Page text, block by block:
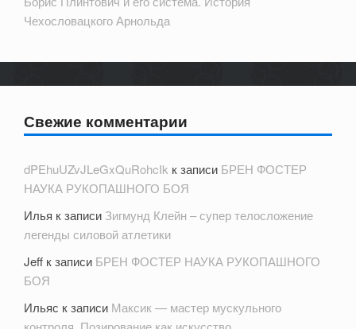
Чехословацкого Арнольда
Свежие комментарии
dPEhuUZvJLeGxQuRohcIk к записи БРЕН ФОСТЕР
НАУКА РУКОПАШНОГО БОЯ
Илья к записи Зигмунд Клейн – супер телосложение
легенды силовой атлетики
Jeff к записи БРЕН ФОСТЕР НАУКА РУКОПАШНОГО
БОЯ
Ильяс к записи Максик — мастер мускульного